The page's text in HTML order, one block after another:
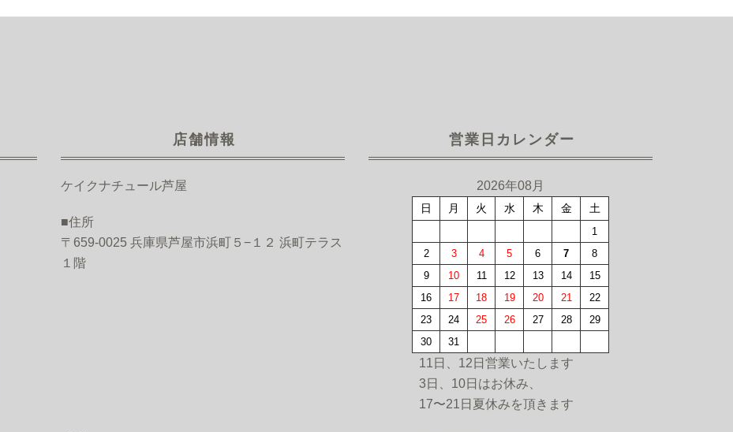
店舗情報
ケイクナチュール芦屋
■住所
〒659-0025 兵庫県芦屋市浜町５−１２ 浜町テラス
１階
営業日カレンダー
2026年08月
日 月 火 水 木 金 土
1
2
3 4 5 6 7
8
9
10 11 12 13 14
15
16
17 18 19 20 21
22
23
24 25 26 27 28
29
30
31
11日、12日営業いたします
3日、10日はお休み、
17〜21日夏休みを頂きます